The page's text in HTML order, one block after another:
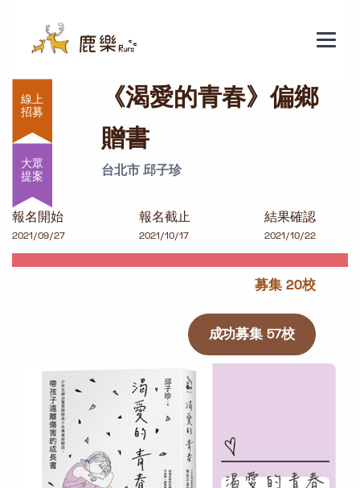
《渴愛的青春》偏鄉贈書
大眾
提案
《渴愛的青春》偏鄉
贈書
台北市 邱子珍
報名開始
2021/09/27
報名截止
2021/10/17
結果確認
2021/10/22
募集 20校
成功募集 57校